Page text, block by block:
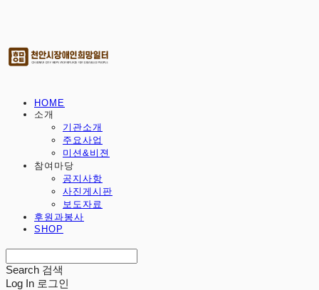
HOME
소개
기관소개
주요사업
미션&비젼
참여마당
공지사항
사진게시판
보도자료
후원과봉사
SHOP
Search 검색
Log In 로그인